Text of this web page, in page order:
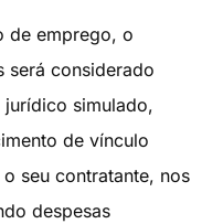
de emprego, o
será considerado
simulado,
de vínculo
seu contratante, nos
despesas